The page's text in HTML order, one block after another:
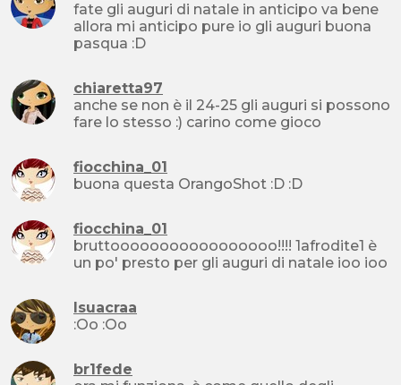
fate gli auguri di natale in anticipo va bene
allora mi anticipo pure io gli auguri buona
pasqua :D
chiaretta97
anche se non è il 24-25 gli auguri si possono
fare lo stesso :) carino come gioco
fiocchina_01
buona questa OrangoShot :D :D
fiocchina_01
bruttooooooooooooooooo!!!! 1afrodite1 è
un po' presto per gli auguri di natale ioo ioo
lsuacraa
:Oo :Oo
br1fede